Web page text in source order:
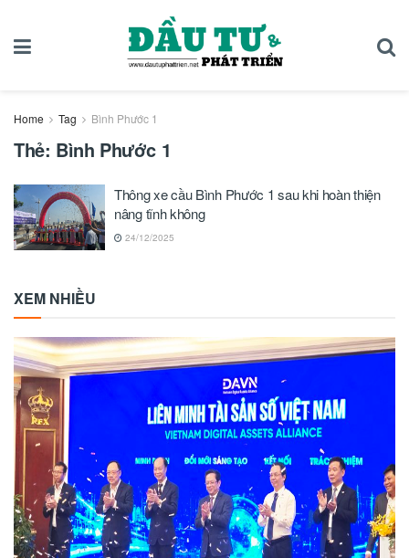
Home Tag Bình Phước 1
Thẻ: Bình Phước 1
Thông xe cầu Bình Phước 1 sau khi hoàn thiện
nâng tĩnh không
24/12/2025
XEM NHIỀU